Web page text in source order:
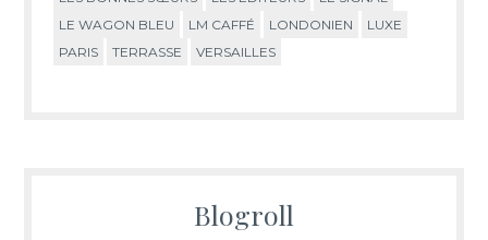
LE WAGON BLEU
LM CAFFÉ LONDONIEN
LUXE
PARIS
TERRASSE VERSAILLES
Blogroll